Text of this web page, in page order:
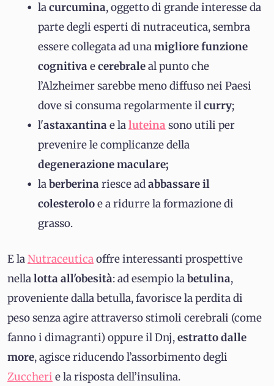
lacurcumina, oggetto di grande interesse da
parte degli esperti di nutraceutica, sembra
essere collegata ad unamigliore funzione
cognitivaecerebraleal punto che
l’Alzheimer sarebbe meno diffuso nei Paesi
dove si consuma regolarmente ilcurry;
l'astaxantinae laluteina sono utili per
prevenire le complicanze della
degenerazione maculare;
laberberinariesce adabbassare il
colesteroloe a ridurre la formazione di
grasso.
E laNutraceuticaoffre interessanti prospettive
nellalotta all'obesità: ad esempio labetulina,
proveniente dalla betulla, favorisce la perdita di
peso senza agire attraverso stimoli cerebrali (come
fanno i dimagranti) oppure il Dnj,estratto dalle
more, agisce riducendo l’assorbimento degli
Zuccheri e la risposta dell’insulina.